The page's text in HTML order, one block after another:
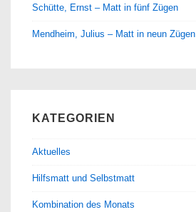
Schütte, Ernst – Matt in fünf Zügen
Mendheim, Julius – Matt in neun Zügen
KATEGORIEN
Aktuelles
Hilfsmatt und Selbstmatt
Kombination des Monats